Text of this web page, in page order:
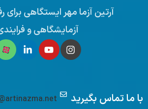
آرتین آزما مهر ایستگاهی برای
آزمایشگاهی و
با ما تماس بگیرید